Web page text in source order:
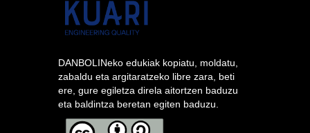
DANBOLINeko edukiak kopiatu, moldatu,
zabaldu eta argitaratzeko libre zara, beti
ere, gure egiletza direla aitortzen baduzu
eta baldintza beretan egiten baduzu.